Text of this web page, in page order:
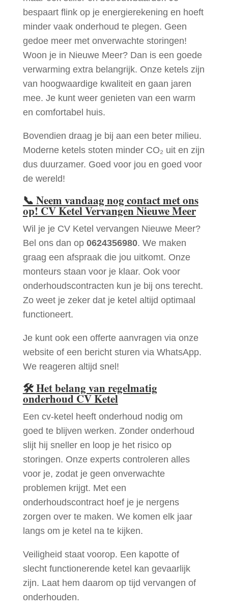
bespaart flink op je energierekening en hoeft
minder vaak onderhoud te plegen. Geen
gedoe meer met onverwachte storingen!
Woon je in Nieuwe Meer? Dan is een goede
verwarming extra belangrijk. Onze ketels zijn
van hoogwaardige kwaliteit en gaan jaren
mee. Je kunt weer genieten van een warm
en comfortabel huis.
Bovendien draag je bij aan een beter milieu.
Moderne ketels stoten minder CO₂ uit en zijn
dus duurzamer. Goed voor jou en goed voor
de wereld!
📞 Neem vandaag nog contact met ons
op! CV Ketel Vervangen Nieuwe Meer
Wil je je CV Ketel vervangen Nieuwe Meer?
Bel ons dan op 0624356980. We maken
graag een afspraak die jou uitkomt. Onze
monteurs staan voor je klaar. Ook voor
onderhoudscontracten kun je bij ons terecht.
Zo weet je zeker dat je ketel altijd optimaal
functioneert.
Je kunt ook een offerte aanvragen via onze
website of een bericht sturen via WhatsApp.
We reageren altijd snel!
🛠Het belang van regelmatig
onderhoud CV Ketel
Een cv-ketel heeft onderhoud nodig om
goed te blijven werken. Zonder onderhoud
slijt hij sneller en loop je het risico op
storingen. Onze experts controleren alles
voor je, zodat je geen onverwachte
problemen krijgt. Met een
onderhoudscontract hoef je je nergens
zorgen over te maken. We komen elk jaar
langs om je ketel na te kijken.
Veiligheid staat voorop. Een kapotte of
slecht functionerende ketel kan gevaarlijk
zijn. Laat hem daarom op tijd vervangen of
onderhouden.